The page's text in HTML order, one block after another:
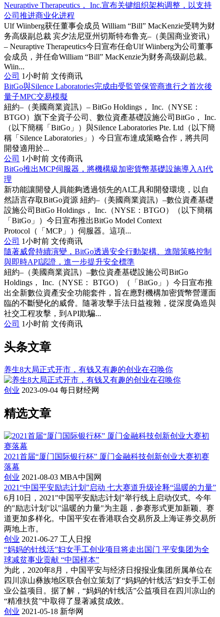
Neuraptive Therapeutics， Inc.宣布关键组织架构调整，以支持
公司推进商业化进程
Ulf Wiinberg获任董事会成员 William “Bill” MacKenzie受聘为财
务高级副总裁 宾夕法尼亚州切斯特布鲁克–（美国商业资讯）
– Neuraptive Therapeutics今日宣布任命Ulf Wiinberg为公司董事
会成员，并任命William “Bill” MacKenzie为财务高级副总裁。
Wiin...
公司 1小时前 文传商讯
BitGo與Silence Laboratories完成由受監管保管商進行之首次後
量子MPC交易模擬
紐約–（美國商業資訊）– BitGo Holdings， Inc.（NYSE：
BTGO）旗下全資子公司、數位資產基礎設施公司BitGo， Inc.
（以下簡稱「BitGo」）與Silence Laboratories Pte. Ltd（以下簡
稱「Silence Laboratories」）今日宣布達成策略合作，將共同
開發適用於...
公司 1小时前 文传商讯
BitGo推出MCP伺服器，將機構級加密貨幣基礎設施導入AI代
理
新功能讓開發人員能夠透過領先的AI工具和開發環境，以自
然語言存取BitGo資源 紐約–（美國商業資訊）–數位資產基礎
設施公司BitGo Holdings， Inc.（NYSE：BTGO）（以下簡稱
「BitGo」）今日宣布推出BitGo Model Context
Protocol（「MCP」）伺服器。這項...
公司 1小时前 文传商讯
隨著威脅持續演變，BitGo透過安全行動架構、進階策略控制
與即時API認證，進一步提升安全標準
紐約–（美國商業資訊）–數位資產基礎設施公司BitGo
Holdings， Inc.（NYSE： BTGO）（「BitGo」）今日宣布推
出全新數位資產安全功能套件，旨在應對機構加密貨幣營運面
臨的不斷變化的威脅。隨著攻擊手法日益複雜，從深度偽造與
社交工程攻擊，到API欺騙...
公司 1小时前 文传商讯
头条文章
养生8大局正式开市，有钱又有趣的创业在召唤你
创业 2023-09-04 每日财经网
精选文章
2021首届“厦门国际银行杯” 厦门金融科技创新创业大赛初赛
落幕
创业 2021-08-03 MBA中国网
2021“中国平安励志计划”启动 七大赛道升级诠释“温暖的力量”
6月10日，2021"中国平安励志计划"举行线上启动仪式。今年
的"励志计划"以"温暖的力量"为主题，参赛形式更加新颖、赛
道更加多样化。中国平安在香港联合交易所及上海证券交易所
两地上市。
创业 2021-06-27 工人日报
“妈妈的针线活”妇女手工创业项目将走出国门 平安集团为全
球减贫事业贡献 “中国样本”
为此，2020年8月，中国平安与经济日报报业集团所属单位在
四川凉山彝族地区联合创立策划了“妈妈的针线活”妇女手工创
业公益项目。据了解，“妈妈的针线活”公益项目在四川凉山的
“精准扶贫”中取得了显著减贫成效。
创业 2021-05-18 新华网